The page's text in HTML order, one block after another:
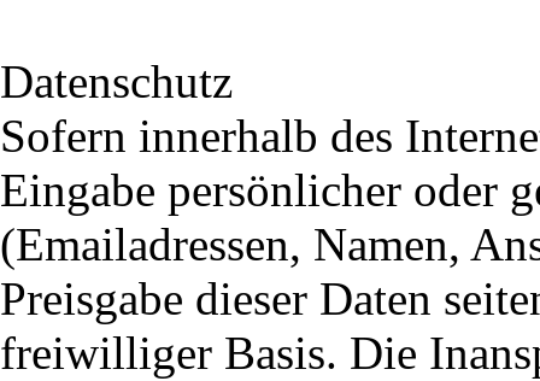
Datenschutz
Sofern innerhalb des
Eingabe persönlicher oder
(Emailadressen, Namen,
Preisgabe dieser Daten
freiwilliger Basis. Die